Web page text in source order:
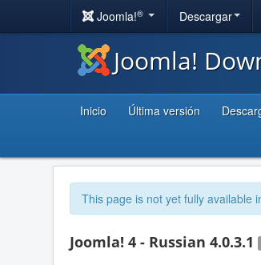
Joomla!® Descargar
Joomla!
Inicio Última versión
This page is not yet fully available
Joomla! 4 - Russian 4.0.3.1